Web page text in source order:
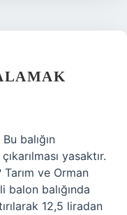
balığın
yasaktır.
ve Orman
balon balığında
12,5 liradan